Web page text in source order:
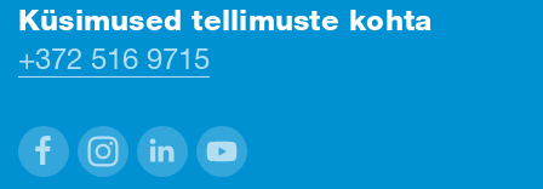
Küsimused tellimuste kohta
+372 516 9715